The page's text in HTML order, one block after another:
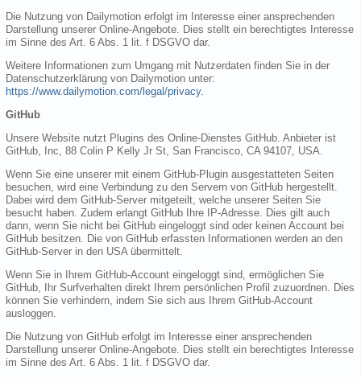
Die Nutzung von Dailymotion erfolgt im Interesse einer ansprechenden
Darstellung unserer Online-Angebote. Dies stellt ein berechtigtes Interesse
im Sinne des Art. 6 Abs. 1 lit. f DSGVO dar.
Weitere Informationen zum Umgang mit Nutzerdaten finden Sie in der
Datenschutzerklärung von Dailymotion unter:
https://www.dailymotion.com/legal/privacy.
GitHub
Unsere Website nutzt Plugins des Online-Dienstes GitHub. Anbieter ist
GitHub, Inc, 88 Colin P Kelly Jr St, San Francisco, CA 94107, USA.
Wenn Sie eine unserer mit einem GitHub-Plugin ausgestatteten Seiten
besuchen, wird eine Verbindung zu den Servern von GitHub hergestellt.
Dabei wird dem GitHub-Server mitgeteilt, welche unserer Seiten Sie
besucht haben. Zudem erlangt GitHub Ihre IP-Adresse. Dies gilt auch
dann, wenn Sie nicht bei GitHub eingeloggt sind oder keinen Account bei
GitHub besitzen. Die von GitHub erfassten Informationen werden an den
GitHub-Server in den USA übermittelt.
Wenn Sie in Ihrem GitHub-Account eingeloggt sind, ermöglichen Sie
GitHub, Ihr Surfverhalten direkt Ihrem persönlichen Profil zuzuordnen. Dies
können Sie verhindern, indem Sie sich aus Ihrem GitHub-Account
ausloggen.
Die Nutzung von GitHub erfolgt im Interesse einer ansprechenden
Darstellung unserer Online-Angebote. Dies stellt ein berechtigtes Interesse
im Sinne des Art. 6 Abs. 1 lit. f DSGVO dar.